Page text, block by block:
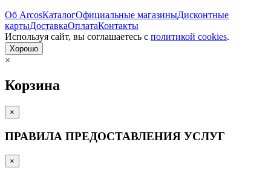
Об ArcosКаталогОфициальные магазиныДисконтные
картыДоставкаОплатаКонтакты
Используя сайт, вы согла­шаетесь с политикой cookies.
Хорошо
×
Корзина
×
ПРАВИЛА ПРЕДОСТАВЛЕНИЯ УСЛУГ
×